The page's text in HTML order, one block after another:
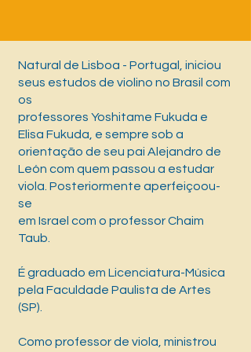
Natural de Lisboa - Portugal, iniciou
seus estudos de violino no Brasil com
os
professores Yoshitame Fukuda e
Elisa Fukuda, e sempre sob a
orientação de seu pai Alejandro de
León com quem passou a estudar
viola. Posteriormente aperfeiçoou-
se
em Israel com o professor Chaim
Taub.
É graduado em Licenciatura-Música
pela Faculdade Paulista de Artes
(SP).
Como professor de viola, ministrou